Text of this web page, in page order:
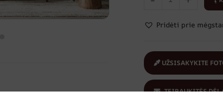
Pridėti prie
UŽSISAKYKITE
TEIRAUKITĖS